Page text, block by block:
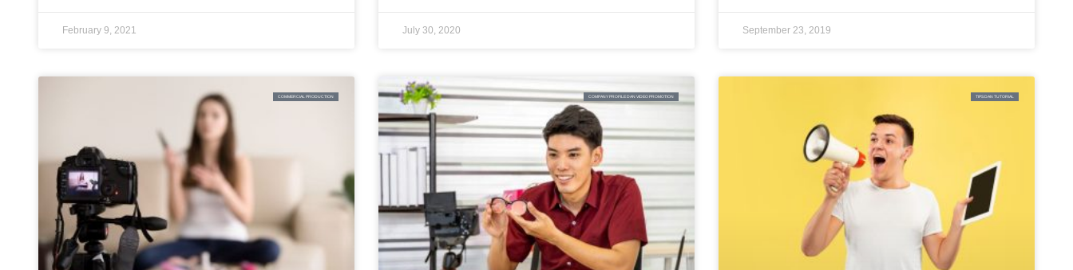
February 9, 2021 July 30, 2020 September 23, 2019
COMMERCIAL PRODUCTION COMPANY PROFILE DAN VIDEO PROMOTION TIPS DAN TUTORIAL